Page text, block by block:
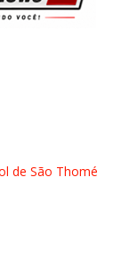
de São Thomé